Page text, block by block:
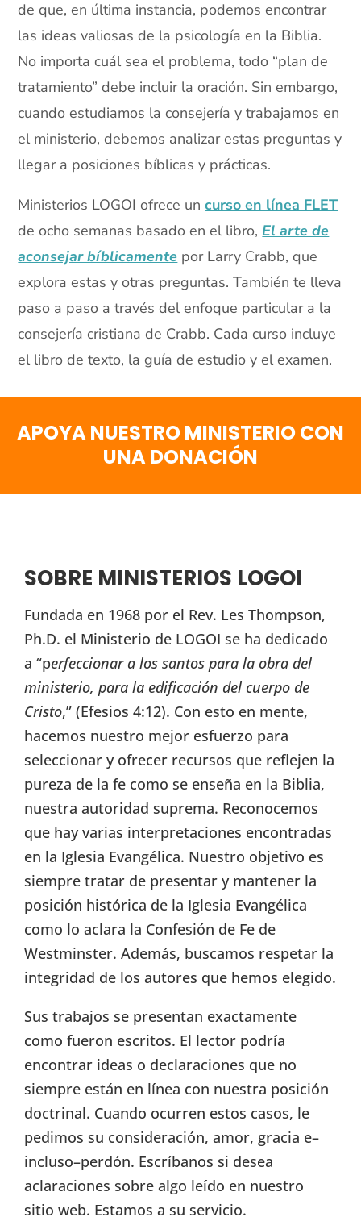
de que, en última instancia, podemos encontrar
las ideas valiosas de la psicología en la Biblia.
No importa cuál sea el problema, todo “plan de
tratamiento” debe incluir la oración. Sin embargo,
cuando estudiamos la consejería y trabajamos en
el ministerio, debemos analizar estas preguntas y
llegar a posiciones bíblicas y prácticas.
Ministerios LOGOI ofrece uncurso en línea FLET
de ocho semanas basado en el libro, El arte de
aconsejar bíblicamente por Larry Crabb, que
explora estas y otras preguntas. También te lleva
paso a paso a través del enfoque particular a la
consejería cristiana de Crabb. Cada curso incluye
el libro de texto, la guía de estudio y el examen.
APOYA NUESTRO MINISTERIO CON
UNA DONACIÓN
SOBRE MINISTERIOS LOGOI
Fundada en 1968 por el Rev. Les Thompson,
Ph.D. el Ministerio de LOGOI se ha dedicado
a “perfeccionar a los santos para la obra del
ministerio, para la edificación del cuerpo de
Cristo,” (Efesios 4:12). Con esto en mente,
hacemos nuestro mejor esfuerzo para
seleccionar y ofrecer recursos que reflejen la
pureza de la fe como se enseña en la Biblia,
nuestra autoridad suprema. Reconocemos
que hay varias interpretaciones encontradas
en la Iglesia Evangélica. Nuestro objetivo es
siempre tratar de presentar y mantener la
posición histórica de la Iglesia Evangélica
como lo aclara la Confesión de Fe de
Westminster. Además, buscamos respetar la
integridad de los autores que hemos elegido.
Sus trabajos se presentan exactamente
como fueron escritos. El lector podría
encontrar ideas o declaraciones que no
siempre están en línea con nuestra posición
doctrinal. Cuando ocurren estos casos, le
pedimos su consideración, amor, gracia e–
incluso–perdón. Escríbanos si desea
aclaraciones sobre algo leído en nuestro
sitio web. Estamos a su servicio.